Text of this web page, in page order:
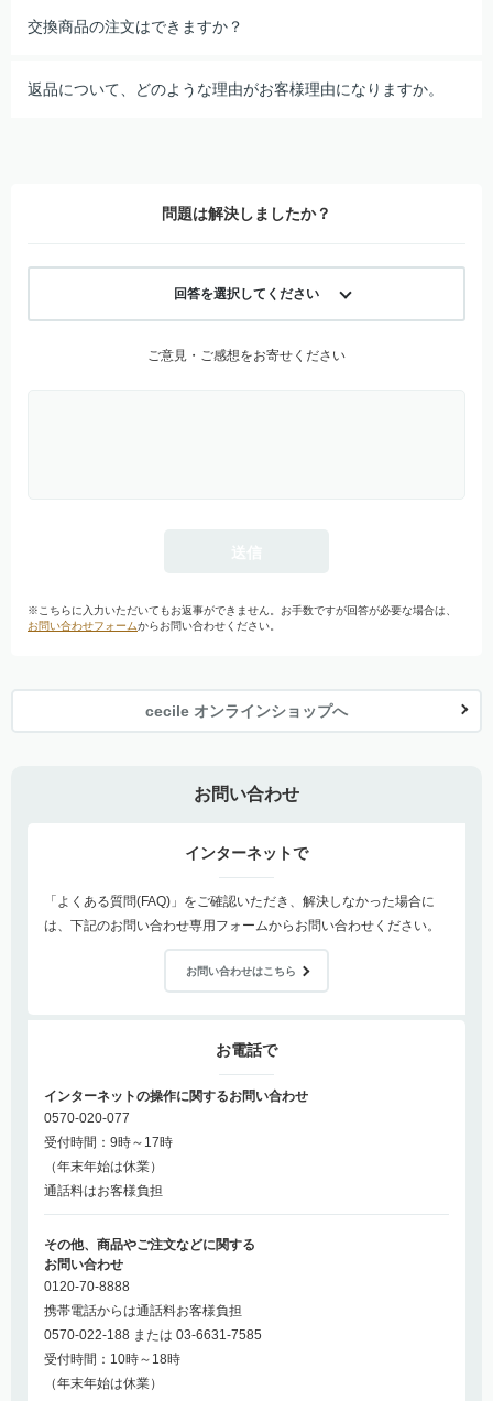
交換商品の注文はできますか？
返品について、どのような理由がお客様理由になりますか。
問題は解決しましたか？
回答を選択してください
ご意見・ご感想をお寄せください
※こちらに入力いただいてもお返事ができません。お手数ですが回答が必要な場合は、
お問い合わせフォームからお問い合わせください。
cecile オンラインショップへ
お問い合わせ
インターネットで
「よくある質問(FAQ)」をご確認いただき、解決しなかった場合に
は、下記のお問い合わせ専用フォームからお問い合わせください。
お問い合わせはこちら
お電話で
インターネットの操作に関するお問い合わせ
0570-020-077
受付時間：9時～17時
（年末年始は休業）
通話料はお客様負担
その他、商品やご注文などに関する
お問い合わせ
0120-70-8888
携帯電話からは通話料お客様負担
0570-022-188 または 03-6631-7585
受付時間：10時～18時
（年末年始は休業）